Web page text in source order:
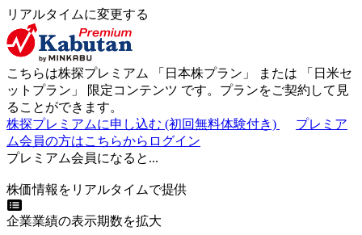
リアルタイムに変更する
こちらは株探プレミアム 「 日本株プラン 」 または 「 日米セ
ットプラン 」 限定コンテンツ です。プランをご契約して見
ることができます。
株探プレミアムに申し込む (初回無料体験付き)
プレミア
ム会員の方はこちらからログイン
プレミアム会員になると...
株価情報をリアルタイムで提供
企業業績の表示期数を拡大